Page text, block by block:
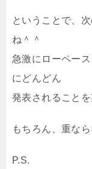
ということで、
ね＾＾
急激にローペー
にどんどん
発表されることを
もちろん、重な
P.S.